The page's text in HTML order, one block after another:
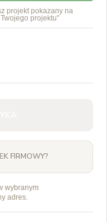
projekt pokazany na
projektu"
FIRMOWY?
wybranym
adres.